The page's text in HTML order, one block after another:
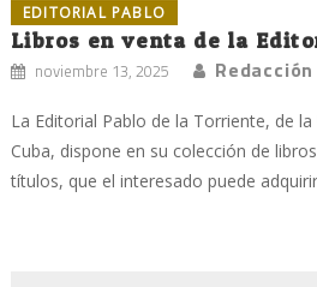
EDITORIAL PABLO
Libros en venta de la
noviembre 13, 2025
La Editorial Pablo de la Torriente, de
Cuba, dispone en su colección de
títulos, que el interesado puede